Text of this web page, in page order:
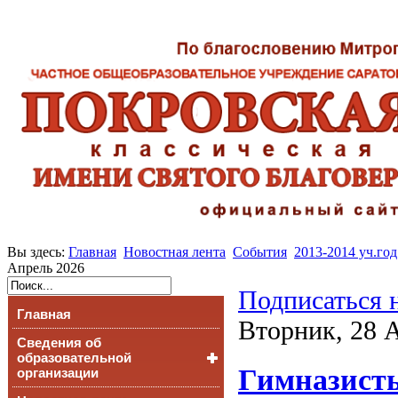
Вы здесь: Главная Новостная лента События 2013-2014 уч.год
Апрель 2026
Главная
Сведения об
образовательной
организации
Подписаться
Вторник, 28